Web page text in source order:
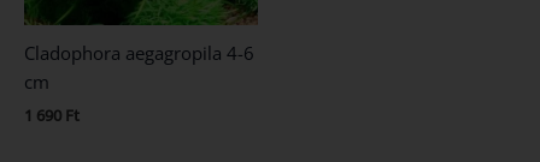
Cladophora aegagropila 4-6
cm
1 690 Ft